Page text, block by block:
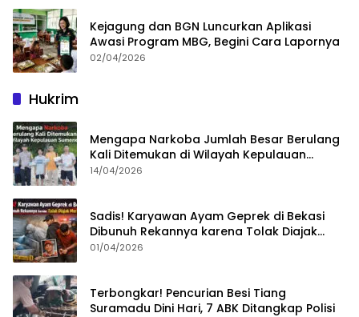
Kejagung dan BGN Luncurkan Aplikasi
Awasi Program MBG, Begini Cara Lapornya
02/04/2026
Hukrim
Mengapa Narkoba Jumlah Besar Berulang
Kali Ditemukan di Wilayah Kepulauan
Sumenep?
14/04/2026
Sadis! Karyawan Ayam Geprek di Bekasi
Dibunuh Rekannya karena Tolak Diajak
Merampok Majikan
01/04/2026
Terbongkar! Pencurian Besi Tiang
Suramadu Dini Hari, 7 ABK Ditangkap Polisi